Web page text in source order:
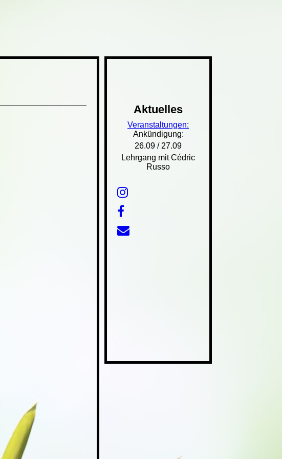
Aktuelles
Veranstaltungen:
Ankündigung:
26.09 / 27.09
Lehrgang mit Cédric
Russo